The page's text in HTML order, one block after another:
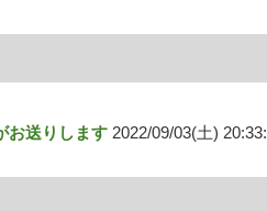
お送りします 2022/09/03(土)